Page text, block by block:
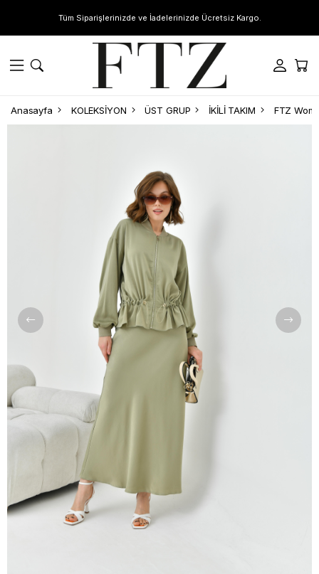
Tüm Siparişlerinizde ve İadelerinizde Ücretsiz Kargo.
Anasayfa KOLEKSİYON ÜST GRUP İKİLİ TAKIM